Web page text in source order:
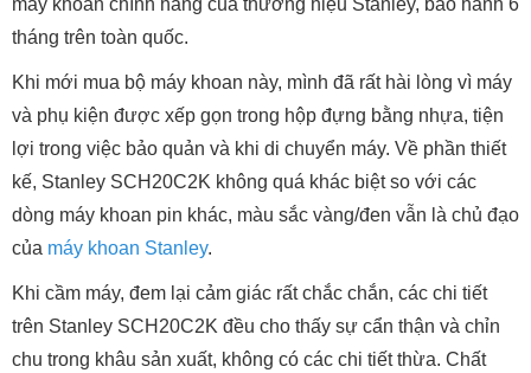
tháng trên toàn quốc.
Khi mới mua bộ máy khoan này, mình đã rất hài lòng vì máy
và phụ kiện được xếp gọn trong hộp đựng bằng nhựa, tiện
lợi trong việc bảo quản và khi di chuyển máy. Về phần thiết
kế, Stanley SCH20C2K không quá khác biệt so với các
dòng máy khoan pin khác, màu sắc vàng/đen vẫn là chủ đạo
của máy khoan Stanley.
Khi cầm máy, đem lại cảm giác rất chắc chắn, các chi tiết
trên Stanley SCH20C2K đều cho thấy sự cẩn thận và chỉn
chu trong khâu sản xuất, không có các chi tiết thừa. Chất